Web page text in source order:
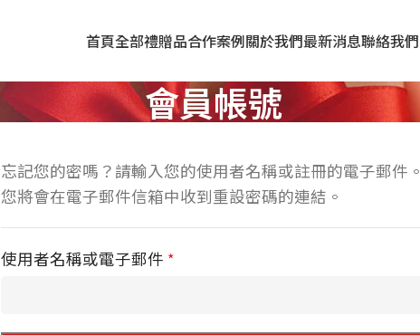
首頁全部禮贈品合作案例關於我們最新消息聯絡我們
會員帳號
忘記您的密嗎？請輸入您的使用者名稱或註冊的電子郵件。
您將會在電子郵件信箱中收到重設密碼的連結。
使用者名稱或電子郵件 *